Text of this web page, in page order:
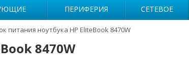
ПЕРИФЕРИЯ СЕТЕВОЕ
питания ноутбука HP EliteBook 8470W
8470W